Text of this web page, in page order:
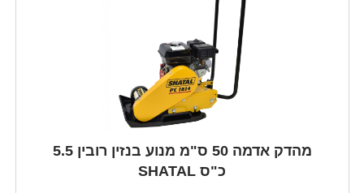
מהדק אדמה 50 ס"מ מנוע בנזין רובין 5.5
כ"ס SHATAL